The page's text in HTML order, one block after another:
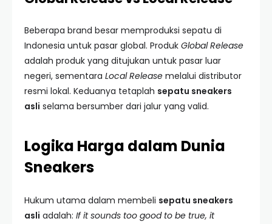
Beberapa brand besar memproduksi sepatu di
Indonesia untuk pasar global. Produk Global Release
adalah produk yang ditujukan untuk pasar luar
negeri, sementara Local Release melalui distributor
resmi lokal. Keduanya tetaplah sepatu sneakers
asli selama bersumber dari jalur yang valid.
Logika Harga dalam Dunia
Sneakers
Hukum utama dalam membeli sepatu sneakers
asli adalah: If it sounds too good to be true, it